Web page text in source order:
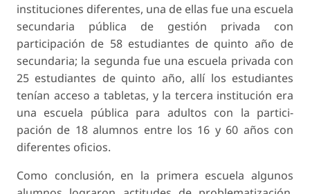
instituciones diferentes, una de ellas fue una escuela
secundaria pública de gestión privada con
participación de 58 estudiantes de quinto año de
secundaria; la segunda fue una escuela privada con
25 estudiantes de quinto año, allí los estudiantes
tenían acceso a tabletas, y la tercera institución era
una escuela pública para adultos con la partici­
pación de 18 alumnos entre los 16 y 60 años con
diferentes oficios.
Como conclusión, en la primera escuela algunos